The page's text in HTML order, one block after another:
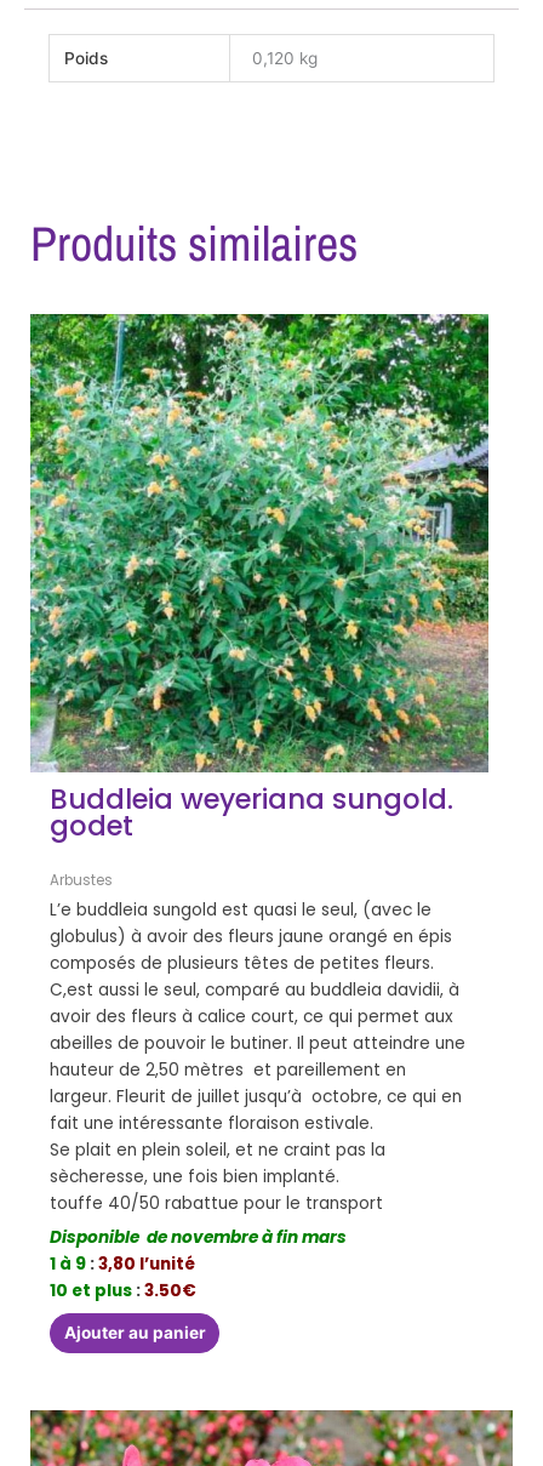
Poids 0,120 kg
Produits similaires
Buddleia weyeriana sungold.
godet
Arbustes
L’e buddleia sungold est quasi le seul, (avec le
globulus) à avoir des fleurs jaune orangé en épis
composés de plusieurs têtes de petites fleurs.
C,est aussi le seul, comparé au buddleia davidii, à
avoir des fleurs à calice court, ce qui permet aux
abeilles de pouvoir le butiner. Il peut atteindre une
hauteur de 2,50 mètres et pareillement en
largeur. Fleurit de juillet jusqu’à octobre, ce qui en
fait une intéressante floraison estivale.
Se plait en plein soleil, et ne craint pas la
sècheresse, une fois bien implanté.
touffe 40/50 rabattue pour le transport
Disponible de novembre à fin mars
1 à 9 :3,80 l’unité
10 et plus :3.50€
Ajouter au panier